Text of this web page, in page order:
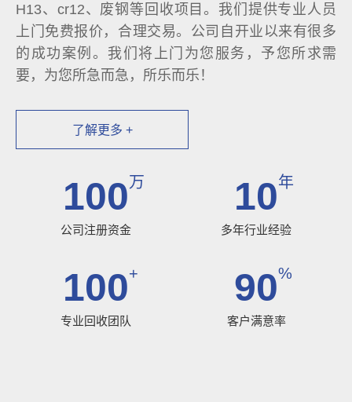
H13、cr12、废钢等回收项目。我们提供专业人员
上门免费报价，合理交易。公司自开业以来有很多
的成功案例。我们将上门为您服务，予您所求需
要，为您所急而急，所乐而乐！
了解更多 +
100万
公司注册资金
10年
多年行业经验
100+
专业回收团队
90%
客户满意率